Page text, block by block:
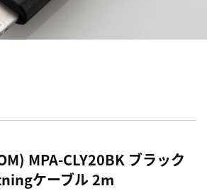
MPA-CLY20BK ブラック
ケーブル 2m